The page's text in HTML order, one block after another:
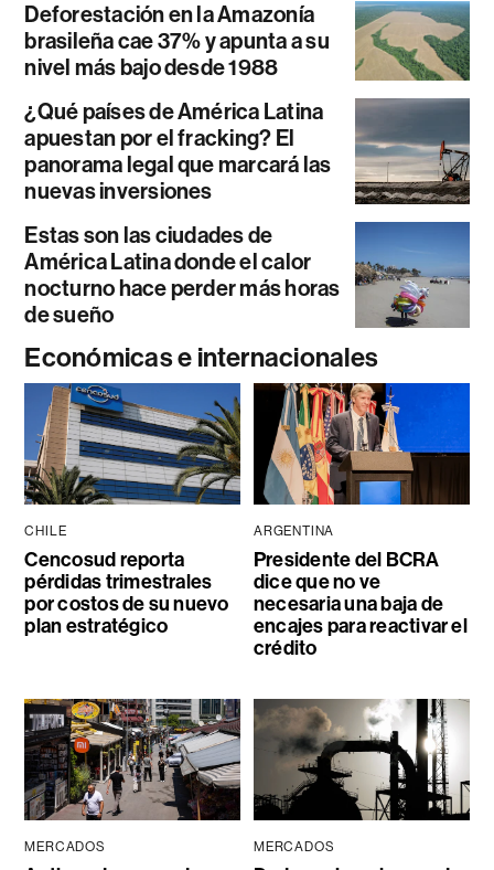
Deforestación en la Amazonía
brasileña cae 37% y apunta a su
nivel más bajo desde 1988
¿Qué países de América Latina
apuestan por el fracking? El
panorama legal que marcará las
nuevas inversiones
Estas son las ciudades de
América Latina donde el calor
nocturno hace perder más horas
de sueño
Económicas e internacionales
CHILE
Cencosud reporta
pérdidas trimestrales
por costos de su nuevo
plan estratégico
ARGENTINA
Presidente del BCRA
dice que no ve
necesaria una baja de
encajes para reactivar el
crédito
MERCADOS MERCADOS